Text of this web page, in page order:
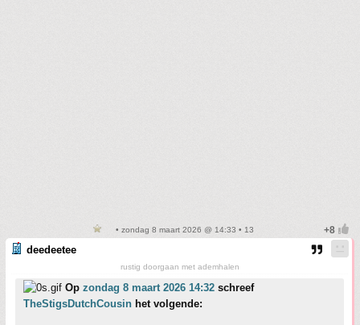
• zondag 8 maart 2026 @ 14:33 • 13
deedeetee
rustig doorgaan met ademhalen
Op zondag 8 maart 2026 14:32 schreef
TheStigsDutchCousin het volgende: